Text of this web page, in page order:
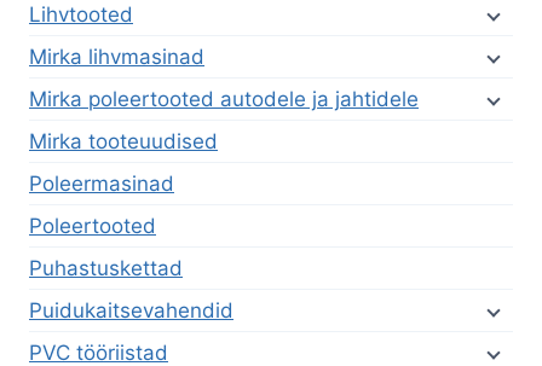
Lihvtooted
Mirka lihvmasinad
Mirka poleertooted autodele ja jahtidele
Mirka tooteuudised
Poleermasinad
Poleertooted
Puhastuskettad
Puidukaitsevahendid
PVC tööriistad